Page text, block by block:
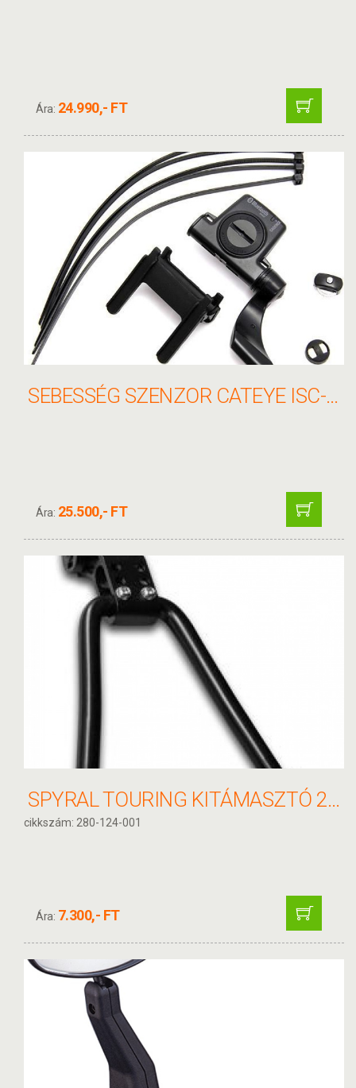
Ára: 24.990,- FT
SEBESSÉG SZENZOR CATEYE ISC-12 PEDÁLFORDULATTAL BLUETOOTH
Ára: 25.500,- FT
SPYRAL TOURING KITÁMASZTÓ 26-28' ALU BLACK 280-124-001
cikkszám: 280-124-001
Ára: 7.300,- FT